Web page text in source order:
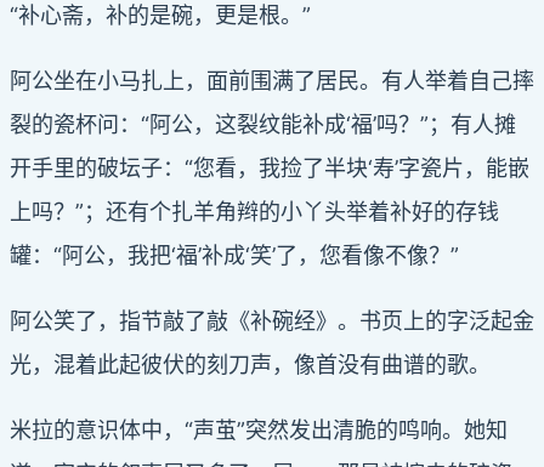
“补心斋，补的是碗，更是根。”
阿公坐在小马扎上，面前围满了居民。有人举着自己摔
裂的瓷杯问：“阿公，这裂纹能补成‘福’吗？”；有人摊
开手里的破坛子：“您看，我捡了半块‘寿’字瓷片，能嵌
上吗？”；还有个扎羊角辫的小丫头举着补好的存钱
罐：“阿公，我把‘福’补成‘笑’了，您看像不像？”
阿公笑了，指节敲了敲《补碗经》。书页上的字泛起金
光，混着此起彼伏的刻刀声，像首没有曲谱的歌。
米拉的意识体中，“声茧”突然发出清脆的鸣响。她知